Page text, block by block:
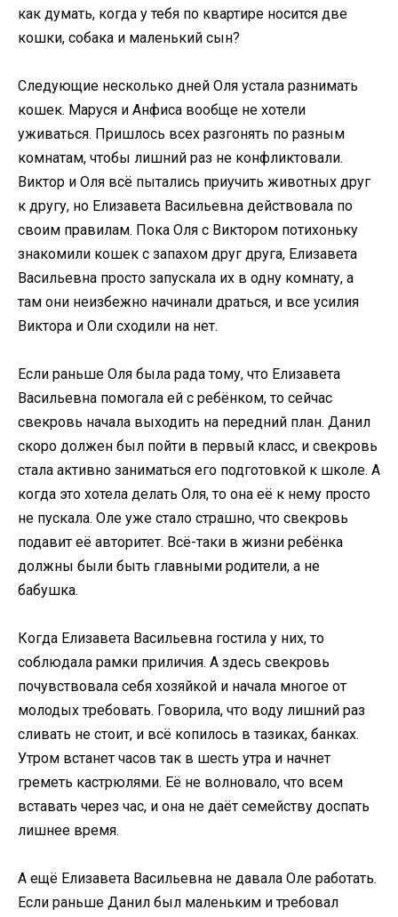
как думать, когда у тебя по квартире носится две
кошки, собака и маленький сын?
Следующие несколько дней Оля устала разнимать
кошек. Маруся и Анфиса вообще не хотели
уживаться. Пришлось всех разгонять по разным
комнатам, чтобы лишний раз не конфликтовали.
Виктор и Оля всё пытались приучить животных друг
к другу, но Елизавета Васильевна действовала по
своим правилам. Пока Оля с Виктором потихоньку
знакомили кошек с запахом друг друга, Елизавета
Васильевна просто запускала их в одну комнату, а
там они неизбежно начинали драться, и все усилия
Виктора и Оли сходили на нет.
Если раньше Оля была рада тому, что Елизавета
Васильевна помогала ей с ребёнком, то сейчас
свекровь начала выходить на передний план. Данил
скоро должен был пойти в первый класс, и свекровь
стала активно заниматься его подготовкой к школе. А
когда это хотела делать Оля, то она её к нему просто
не пускала. Оле уже стало страшно, что свекровь
подавит её авторитет. Всё-таки в жизни ребёнка
должны были быть главными родители, а не
бабушка.
Когда Елизавета Васильевна гостила у них, то
соблюдала рамки приличия. А здесь свекровь
почувствовала себя хозяйкой и начала многое от
молодых требовать. Говорила, что воду лишний раз
сливать не стоит, и всё копилось в тазиках, банках.
Утром встанет часов так в шесть утра и начнет
греметь кастрюлями. Её не волновало, что всем
вставать через час, и она не даёт семейству доспать
лишнее время.
А ещё Елизавета Васильевна не давала Оле работать.
Если раньше Данил был маленьким и требовал